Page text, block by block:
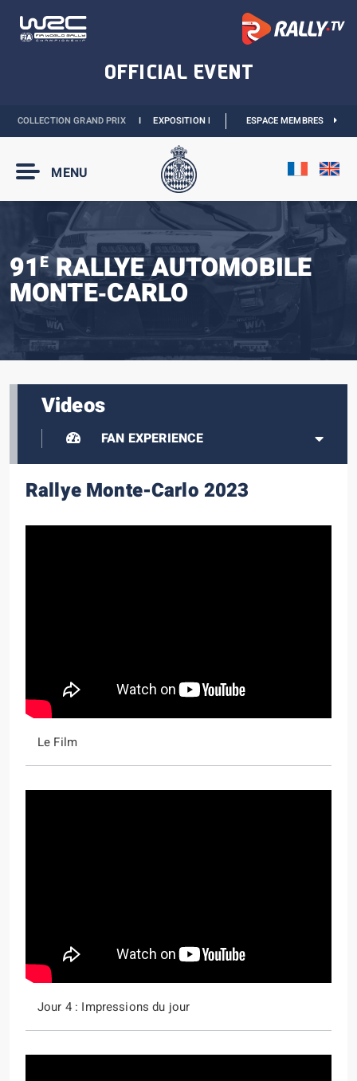
GRAND PRIXI EXPOSITION MONACO & L’AUTOMOBILE :DÉCOUVREZ
ESPACE MEMBRES
MENU
91ERALLYE AUTOMOBILE
MONTE‑CARLO
Videos
FAN EXPERIENCE
Rallye Monte-Carlo 2023
Le Film
Jour 4 : Impressions du jour